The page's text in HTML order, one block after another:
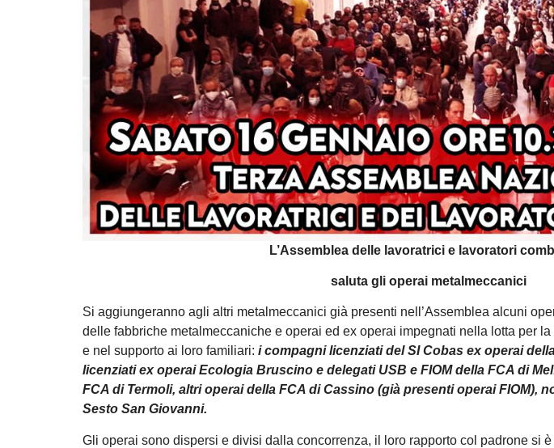
L’Assemblea delle lavoratrici e lavoratori
saluta gli operai metalmeccanici
Si aggiungeranno agli altri metalmeccanici già presenti nell’Assemblea alcuni
delle fabbriche metalmeccaniche e operai ed ex operai impegnati nella lotta per
e nel supporto ai loro familiari: i compagni licenziati del SI Cobas ex operai
licenziati ex operai Ecologia Bruscino e delegati USB e FIOM della FCA di
FCA di Termoli, altri operai della FCA di Cassino (già presenti operai FIOM),
Sesto San Giovanni.
Gli operai sono dispersi e divisi dalla concorrenza, il loro rapporto col padrone si è